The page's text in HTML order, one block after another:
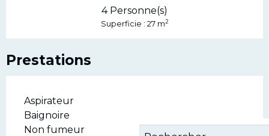
4 Personne(s)
Superficie : 27 m2
Prestations
Aspirateur
Baignoire
Non fumeur